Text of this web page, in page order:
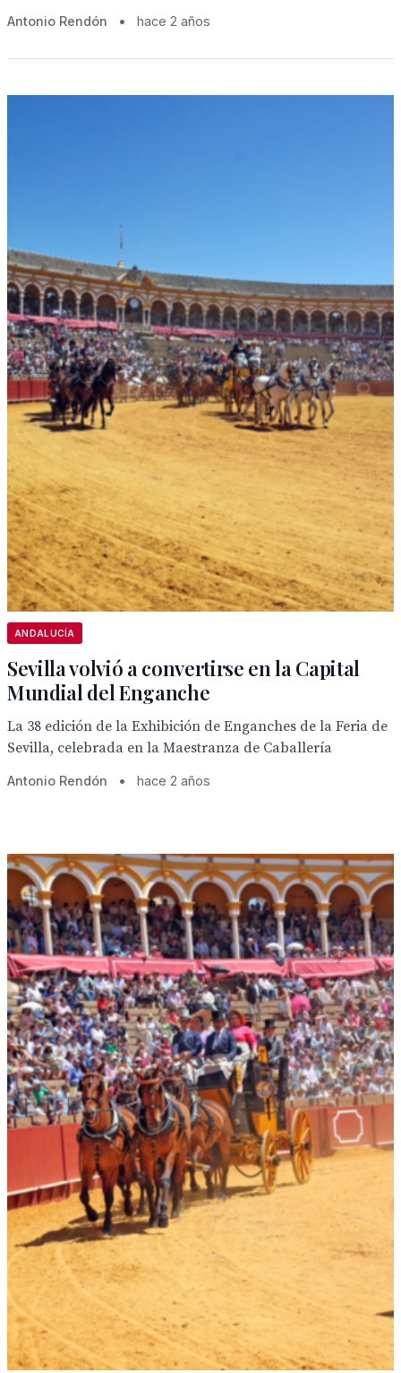
Antonio Rendón • hace 2 años
ANDALUCÍA
Sevilla volvió a convertirse en la Capital
Mundial del Enganche
La 38 edición de la Exhibición de Enganches de la Feria de
Sevilla, celebrada en la Maestranza de Caballería
Antonio Rendón • hace 2 años